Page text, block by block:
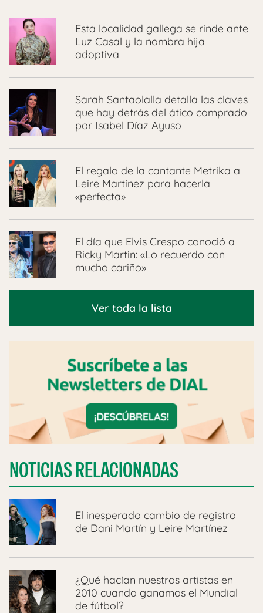
Esta localidad gallega se rinde ante
Luz Casal y la nombra hija
adoptiva
Sarah Santaolalla detalla las claves
que hay detrás del ático comprado
por Isabel Díaz Ayuso
El regalo de la cantante Metrika a
Leire Martínez para hacerla
«perfecta»
El día que Elvis Crespo conoció a
Ricky Martin: «Lo recuerdo con
mucho cariño»
Ver toda la lista
NOTICIAS RELACIONADAS
El inesperado cambio de registro
de Dani Martín y Leire Martínez
¿Qué hacían nuestros artistas en
2010 cuando ganamos el Mundial
de fútbol?